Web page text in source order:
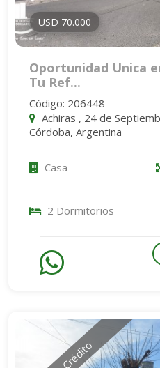
USD 70.000
Oportunidad Unica
Tu Ref...
Código: 206448
Achiras , 24 de
Córdoba, Argentina
Casa
2 Dormitorios